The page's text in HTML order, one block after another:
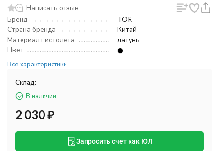
Написать отзыв
Бренд
TOR
Страна бренда
Китай
Материал пистолета
латунь
Цвет
Все характеристики
Склад:
В наличии
2 030₽
Запросить счет как ЮЛ